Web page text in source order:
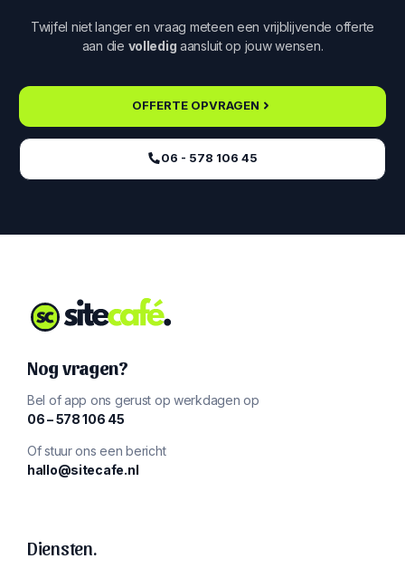
Twijfel niet langer en vraag meteen een vrijblijvende offerte
aan die volledig aansluit op jouw wensen.
OFFERTE OPVRAGEN
06 - 578 106 45‬
Nog vragen?
Bel of app ons gerust op werkdagen op
‪06 – 578 106 45‬
Of stuur ons een bericht
hallo@sitecafe.nl
Diensten.